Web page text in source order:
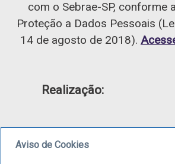
com o Sebrae-SP, conforme
Proteção a Dados Pessoais
14 de agosto de 2018).
Realização:
Aviso de Cookies